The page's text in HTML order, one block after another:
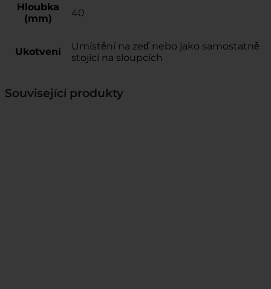
Hloubka
(mm)
40
Ukotvení
Umístění na zeď nebo jako samostatně
stojící na sloupcích
Související produkty